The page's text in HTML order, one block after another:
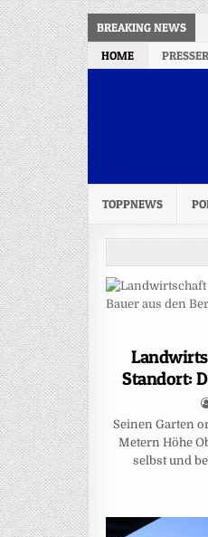
BREAKING NEWS
HOME
TOPPNEWS
Standort:
Seinen Garten
Metern Höhe
selbst und